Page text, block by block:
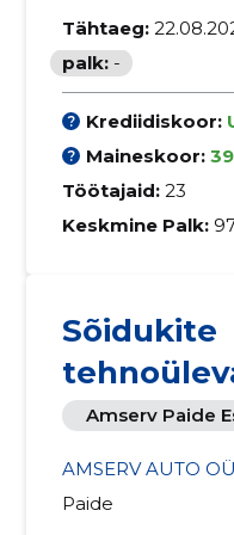
Tähtaeg:
palk: -
Krediidiskoor:
Maineskoor:
Töötajaid: 23
Keskmine Palk:
Sõidukite
Amserv Paide
AMSERV AUTO OÜ
Paide